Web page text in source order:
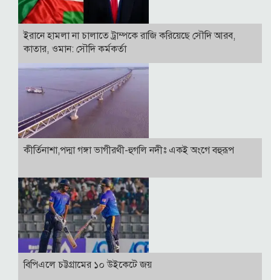
ইরানে হামলা না চালাতে ট্রাম্পকে রাজি করিয়েছে সৌদি আরব,
কাতার, ওমান: সৌদি কর্মকর্তা
কীর্তিনাশা,পদ্মা গঙ্গা ভাগীরথী-হুগলি নদীঃ একই অংগে বহুরূপ
বিপিএলে চট্টগ্রামের ১০ উইকেটে জয়